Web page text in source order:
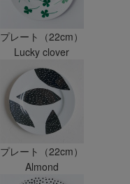
プレート（22cm）
Lucky clover
プレート（22cm）
Almond